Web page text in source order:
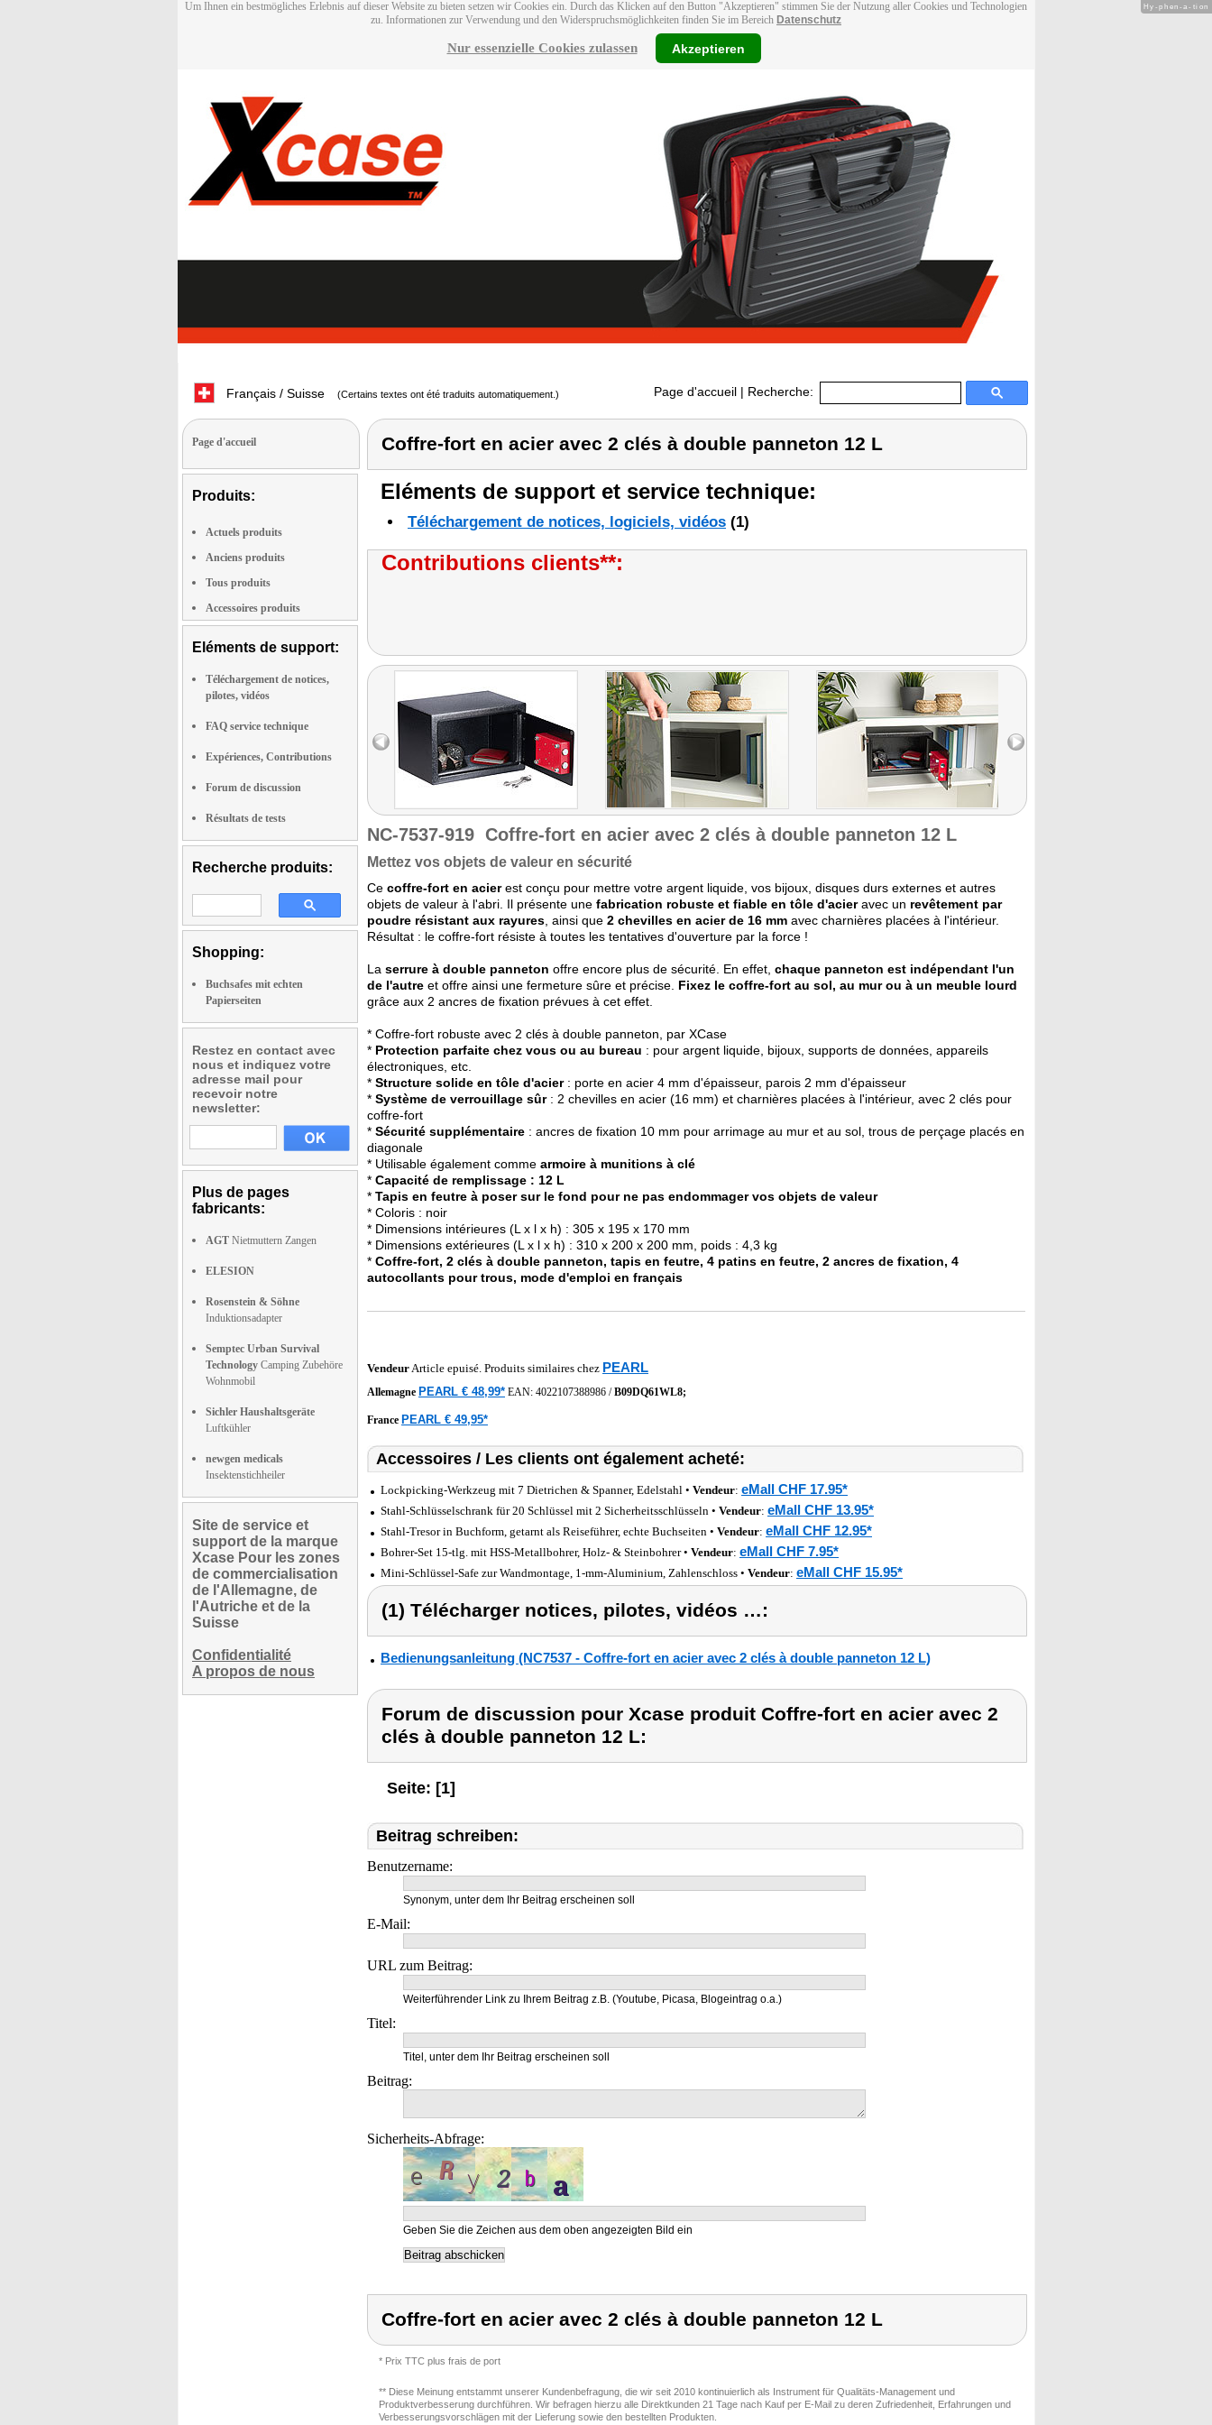
Um Ihnen ein bestmögliches Erlebnis auf dieser Website zu bieten setzen wir Cookies ein. Durch das Klicken auf den Button "Akzeptieren" stimmen Sie der Nutzung aller Cookies und Technologien
zu. Informationen zur Verwendung und den Widerspruchsmöglichkeiten finden Sie im Bereich Datenschutz
Nur essenzielle Cookies zulassen Akzeptieren
Français / Suisse (Certains textes ont été traduits automatiquement.) Page d'accueil | Recherche:
Page d'accueil
Produits:
Actuels produits
Anciens produits
Tous produits
Accessoires produits
Eléments de support:
Téléchargement de notices,
pilotes, vidéos
FAQ service technique
Expériences, Contributions
Forum de discussion
Résultats de tests
Recherche produits:
Shopping:
Buchsafes mit echten
Papierseiten
Restez en contact avec
nous et indiquez votre
adresse mail pour
recevoir notre
newsletter:
Plus de pages
fabricants:
AGT Nietmuttern Zangen
ELESION
Rosenstein & Söhne
Induktionsadapter
Semptec Urban Survival
Technology Camping Zubehöre
Wohnmobil
Sichler Haushaltsgeräte
Luftkühler
newgen medicals
Insektenstichheiler
Site de service et
support de la marque
Xcase Pour les zones
de commercialisation
de l'Allemagne, de
l'Autriche et de la
Suisse
Confidentialité
A propos de nous
Coffre-fort en acier avec 2 clés à double panneton 12 L
Eléments de support et service technique:
Téléchargement de notices, logiciels, vidéos (1)
Contributions clients**:
NC-7537-919 Coffre-fort en acier avec 2 clés à double panneton 12 L
Mettez vos objets de valeur en sécurité
Ce coffre-fort en acierest conçu pour mettre votre argent liquide, vos bijoux, disques durs externes et autres
objets de valeur à l'abri. Il présente une fabrication robuste et fiable en tôle d'acieravec un revêtement par
poudre résistant aux rayures , ainsi que 2 chevilles en acier de 16 mm avec charnières placées à l'intérieur.
Résultat : le coffre-fort résiste à toutes les tentatives d'ouverture par la force !
La serrure à double panneton offre encore plus de sécurité. En effet, chaque panneton est indépendant l'un
de l'autre et offre ainsi une fermeture sûre et précise. Fixez le coffre-fort au sol, au mur ou à un meuble lourd
grâce aux 2 ancres de fixation prévues à cet effet.
* Coffre-fort robuste avec 2 clés à double panneton, par XCase
* Protection parfaite chez vous ou au bureau : pour argent liquide, bijoux, supports de données, appareils
électroniques, etc.
* Structure solide en tôle d'acier: porte en acier 4 mm d'épaisseur, parois 2 mm d'épaisseur
* Système de verrouillage sûr: 2 chevilles en acier (16 mm) et charnières placées à l'intérieur, avec 2 clés pour
coffre-fort
* Sécurité supplémentaire : ancres de fixation 10 mm pour arrimage au mur et au sol, trous de perçage placés en
diagonale
* Utilisable également comme armoire à munitions à clé
* Capacité de remplissage : 12 L
* Tapis en feutre à poser sur le fond pour ne pas endommager vos objets de valeur
* Coloris : noir
* Dimensions intérieures (L x l x h) : 305 x 195 x 170 mm
* Dimensions extérieures (L x l x h) : 310 x 200 x 200 mm, poids : 4,3 kg
* Coffre-fort, 2 clés à double panneton, tapis en feutre, 4 patins en feutre, 2 ancres de fixation, 4
autocollants pour trous, mode d'emploi en français
VendeurArticle epuisé. Produits similaires chez PEARL
Allemagne PEARL € 48,99* EAN: 4022107388986 /B09DQ61WL8;
France PEARL € 49,95*
Accessoires / Les clients ont également acheté:
Lockpicking-Werkzeug mit 7 Dietrichen & Spanner, Edelstahl • Vendeur: eMall CHF 17.95*
Stahl-Schlüsselschrank für 20 Schlüssel mit 2 Sicherheitsschlüsseln • Vendeur: eMall CHF 13.95*
Stahl-Tresor in Buchform, getarnt als Reiseführer, echte Buchseiten • Vendeur: eMall CHF 12.95*
Bohrer-Set 15-tlg. mit HSS-Metallbohrer, Holz- & Steinbohrer • Vendeur: eMall CHF 7.95*
Mini-Schlüssel-Safe zur Wandmontage, 1-mm-Aluminium, Zahlenschloss • Vendeur: eMall CHF 15.95*
(1) Télécharger notices, pilotes, vidéos …:
Bedienungsanleitung (NC7537 - Coffre-fort en acier avec 2 clés à double panneton 12 L)
Forum de discussion pour Xcase produit Coffre-fort en acier avec 2
clés à double panneton 12 L:
Seite: [1]
Beitrag schreiben:
Benutzername:
Synonym, unter dem Ihr Beitrag erscheinen soll
E-Mail:
URL zum Beitrag:
Weiterführender Link zu Ihrem Beitrag z.B. (Youtube, Picasa, Blogeintrag o.a.)
Titel:
Titel, unter dem Ihr Beitrag erscheinen soll
Beitrag:
Sicherheits-Abfrage:
Geben Sie die Zeichen aus dem oben angezeigten Bild ein
Coffre-fort en acier avec 2 clés à double panneton 12 L
* Prix TTC plus frais de port
** Diese Meinung entstammt unserer Kundenbefragung, die wir seit 2010 kontinuierlich als Instrument für Qualitäts-Management und
Produktverbesserung durchführen. Wir befragen hierzu alle Direktkunden 21 Tage nach Kauf per E-Mail zu deren Zufriedenheit, Erfahrungen und
Verbesserungsvorschlägen mit der Lieferung sowie den bestellten Produkten.
Hy-phen-a-tion